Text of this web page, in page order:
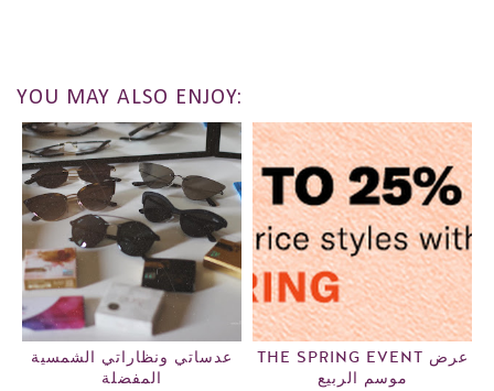
YOU MAY ALSO ENJOY:
عدساتي ونظاراتي الشمسية
المفضلة
THE SPRING EVENT عرض
موسم الربيع